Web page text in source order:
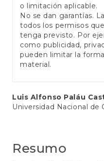
o limitación aplicable.
No se dan garantías.
todos los permisos
tenga previsto. Por
como publicidad,
pueden limitar la
material.
Conteúdo
do
principal
Luis Alfonso Paláu
Universidad Nacional de
Resumo